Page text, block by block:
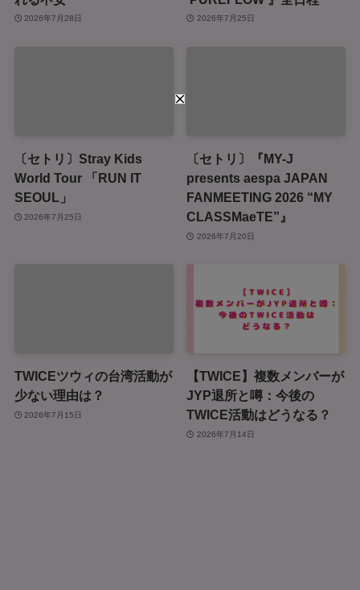
2026年7月28日 2026年7月25日
〔セトリ〕Stray Kids
World Tour 「RUN IT
SEOUL」
2026年7月25日
〔セトリ〕『MY-J
presents aespa JAPAN
FANMEETING 2026 “MY
CLASSMaeTE”』
2026年7月20日
TWICEツウィの台湾活動が
少ない理由は？
2026年7月15日
【TWICE】複数メンバーが
JYP退所と噂：今後の
TWICE活動はどうなる？
2026年7月14日